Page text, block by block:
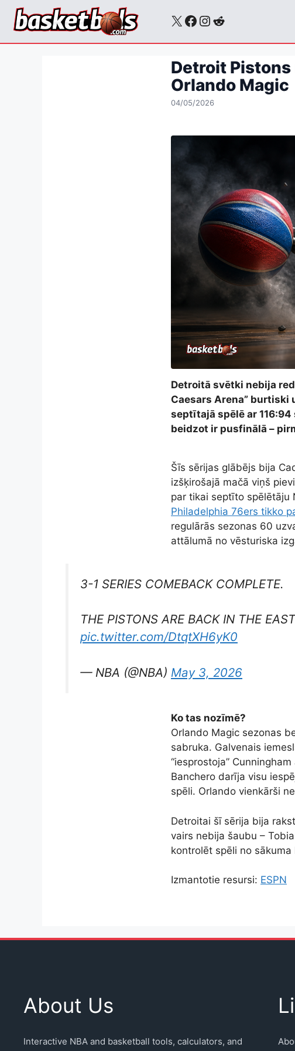
Skip
X Facebook
Instagram
Reddit
Detroit
Orlando Magic
04/05/2026
Detroitā svētki nebija
Caesars Arena” burtiski
septītajā spēlē ar
beidzot ir pusfinālā –
Šīs sērijas glābējs bija
izšķirošajā mačā viņš
par tikai septīto spēlētāju
Philadelphia 76ers tikko
regulārās sezonas 60
attālumā no vēsturiska
3-1 SERIES COMEBACK COMPLETE.
THE PISTONS ARE BACK IN THE
pic.twitter.com/DtqtXH6yK0
— NBA (@NBA) May 3, 2026
Ko tas nozīmē?
Orlando Magic sezonas
sabruka. Galvenais
“iesprostoja”
Banchero darīja visu
spēli. Orlando vienkārši
Detroitai šī sērija bija
vairs nebija šaubu –
kontrolēt spēli no
Izmantotie resursi: ESPN
About Us
Interactive NBA and basketball tools, calculators, and